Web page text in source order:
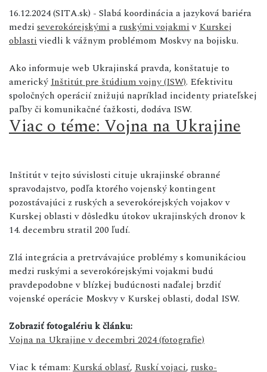
16.12.2024 (SITA.sk) - Slabá koordinácia a jazyková bariéra
medzi severokórejskými a ruskými vojakmiv Kurskej
oblastiviedli k vážnym problémom Moskvy na bojisku.
Ako informuje web Ukrajinská pravda, konštatuje to
americký Inštitút pre štúdium vojny (ISW). Efektivitu
spoločných operácií znižujú napríklad incidenty priateľskej
paľby či komunikačné ťažkosti, dodáva ISW.
Viac o téme: Vojna na Ukrajine
Inštitút v tejto súvislosti cituje ukrajinské obranné
spravodajstvo, podľa ktorého vojenský kontingent
pozostávajúci z ruských a severokórejských vojakov v
Kurskej oblasti v dôsledku útokov ukrajinských dronov k
14. decembru stratil 200 ľudí.
Zlá integrácia a pretrvávajúce problémy s komunikáciou
medzi ruskými a severokórejskými vojakmi budú
pravdepodobne v blízkej budúcnosti naďalej brzdiť
vojenské operácie Moskvy v Kurskej oblasti, dodal ISW.
Zobraziť fotogalériu k článku:
Vojna na Ukrajine v decembri 2024 (fotografie)
Viac k témam: Kurská oblasť, Ruskí vojaci, rusko-